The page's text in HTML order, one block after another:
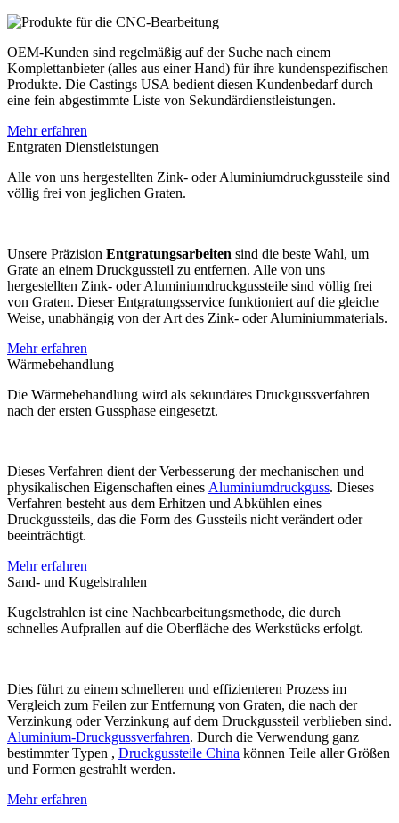
OEM-Kunden sind regelmäßig auf der Suche nach einem
Komplettanbieter (alles aus einer Hand) für ihre kundenspezifischen
Produkte. Die Castings USA bedient diesen Kundenbedarf durch
eine fein abgestimmte Liste von Sekundärdienstleistungen.
Mehr erfahren
Entgraten Dienstleistungen
Alle von uns hergestellten Zink- oder Aluminiumdruckgussteile sind
völlig frei von jeglichen Graten.
Unsere Präzision Entgratungsarbeiten sind die beste Wahl, um
Grate an einem Druckgussteil zu entfernen. Alle von uns
hergestellten Zink- oder Aluminiumdruckgussteile sind völlig frei
von Graten. Dieser Entgratungsservice funktioniert auf die gleiche
Weise, unabhängig von der Art des Zink- oder Aluminiummaterials.
Mehr erfahren
Wärmebehandlung
Die Wärmebehandlung wird als sekundäres Druckgussverfahren
nach der ersten Gussphase eingesetzt.
Dieses Verfahren dient der Verbesserung der mechanischen und
physikalischen Eigenschaften eines Aluminiumdruckguss. Dieses
Verfahren besteht aus dem Erhitzen und Abkühlen eines
Druckgussteils, das die Form des Gussteils nicht verändert oder
beeinträchtigt.
Mehr erfahren
Sand- und Kugelstrahlen
Kugelstrahlen ist eine Nachbearbeitungsmethode, die durch
schnelles Aufprallen auf die Oberfläche des Werkstücks erfolgt.
Dies führt zu einem schnelleren und effizienteren Prozess im
Vergleich zum Feilen zur Entfernung von Graten, die nach der
Verzinkung oder Verzinkung auf dem Druckgussteil verblieben sind.
Aluminium-Druckgussverfahren. Durch die Verwendung ganz
bestimmter Typen , Druckgussteile China können Teile aller Größen
und Formen gestrahlt werden.
Mehr erfahren